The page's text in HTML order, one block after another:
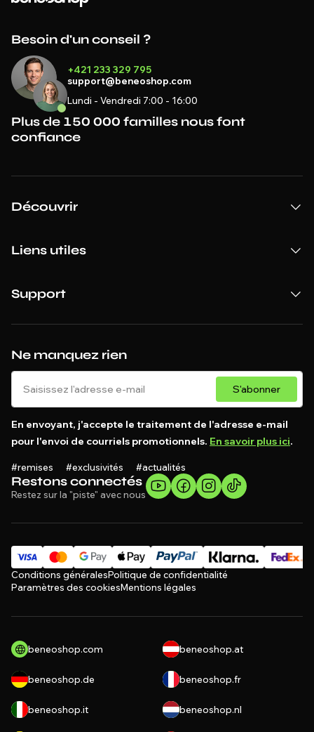
Restons connectés
Restez sur la "piste" avec nous
Ne manquez rien
S'abonner
En envoyant, j'accepte le traitement de l'adresse e-mail
pour l'envoi de courriels promotionnels. En savoir plus ici.
#remises #exclusivités #actualités
Besoin d'un conseil ?
+421 233 329 795
support@beneoshop.com
Lundi - Vendredi 7:00 - 16:00
Plus de 150 000 familles nous font
confiance
Découvrir
Liens utiles
Support
Conditions généralesPolitique de confidentialité
Paramètres des cookiesMentions légales
beneoshop.com beneoshop.at
beneoshop.de beneoshop.fr
beneoshop.it beneoshop.nl